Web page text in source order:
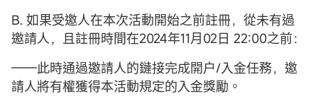
B. 如果受邀人在本次活動開始之前註冊，從未有過
邀請人，且註冊時間在2024年11月02日 22:00之前：
——此時通過邀請人的鏈接完成開户/入金任務，邀
請人將有權獲得本活動規定的入金獎勵。